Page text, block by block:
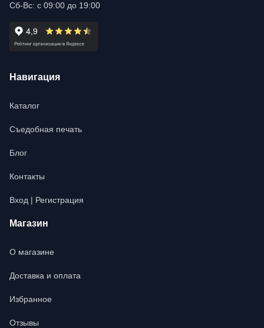
Сб-Вс: с 09:00 до 19:00
Навигация
Каталог
Съедобная печать
Блог
Контакты
Вход | Регистрация
Магазин
О магазине
Доставка и оплата
Избранное
Отзывы